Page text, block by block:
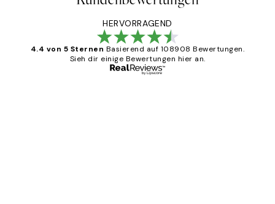
HERVORRAGEND
4.4 von 5 Sternen Basierend auf 108908 Bewertungen.
Sieh dir einige Bewertungen hier an.